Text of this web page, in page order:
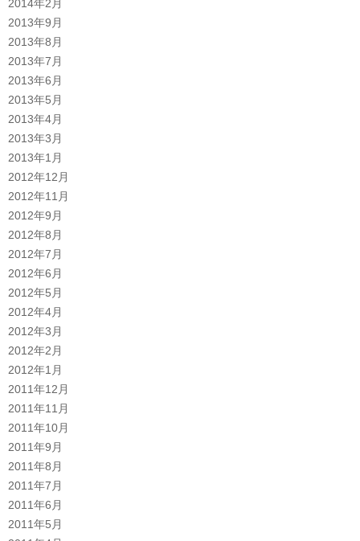
2014年2月
2013年9月
2013年8月
2013年7月
2013年6月
2013年5月
2013年4月
2013年3月
2013年1月
2012年12月
2012年11月
2012年9月
2012年8月
2012年7月
2012年6月
2012年5月
2012年4月
2012年3月
2012年2月
2012年1月
2011年12月
2011年11月
2011年10月
2011年9月
2011年8月
2011年7月
2011年6月
2011年5月